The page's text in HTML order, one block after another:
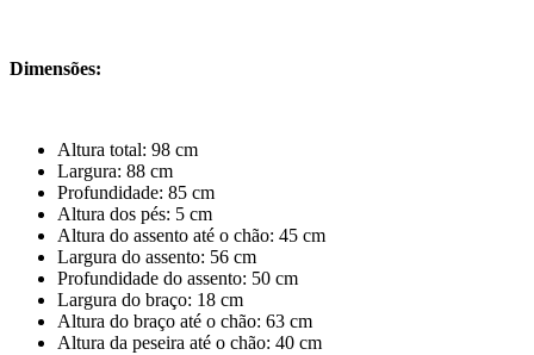
Dimensões:
Altura total: 98 cm
Largura: 88 cm
Profundidade: 85 cm
Altura dos pés: 5 cm
Altura do assento até o chão: 45 cm
Largura do assento: 56 cm
Profundidade do assento: 50 cm
Largura do braço: 18 cm
Altura do braço até o chão: 63 cm
Altura da peseira até o chão: 40 cm